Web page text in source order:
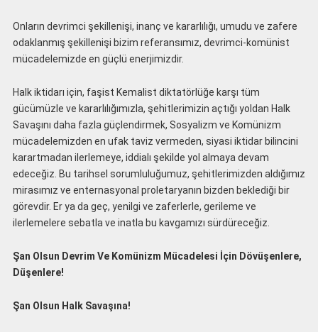
Onların devrimci şekillenişi, inanç ve kararlılığı, umudu ve zafere
odaklanmış şekillenişi bizim referansımız, devrimci-komünist
mücadelemizde en güçlü enerjimizdir.
Halk iktidarı için, faşist Kemalist diktatörlüğe karşı tüm
gücümüzle ve kararlılığımızla, şehitlerimizin açtığı yoldan Halk
Savaşını daha fazla güçlendirmek, Sosyalizm ve Komünizm
mücadelemizden en ufak taviz vermeden, siyasi iktidar bilincini
karartmadan ilerlemeye, iddialı şekilde yol almaya devam
edeceğiz. Bu tarihsel sorumluluğumuz, şehitlerimizden aldığımız
mirasımız ve enternasyonal proletaryanın bizden beklediği bir
görevdir. Er ya da geç, yenilgi ve zaferlerle, gerileme ve
ilerlemelere sebatla ve inatla bu kavgamızı sürdüreceğiz.
Şan Olsun Devrim Ve Komünizm Mücadelesi İçin Dövüşenlere,
Düşenlere!
Şan Olsun Halk Savaşına!